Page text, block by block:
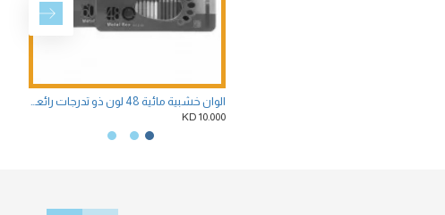
الوان خشبية مائية 48 لون ذو تدرجات رائعة والوان براقة مع فرشاه ماركة هيرو
10.000 KD